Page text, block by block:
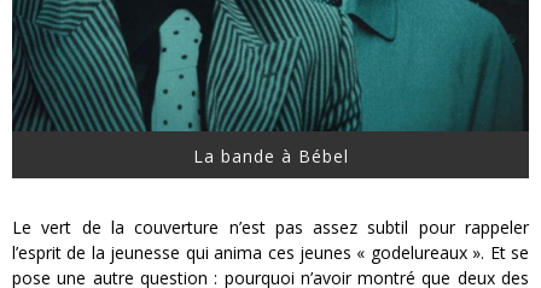
La bande à Bébel
Le vert de la couverture n’est pas assez subtil pour rappeler
l’esprit de la jeunesse qui anima ces jeunes « godelureaux ». Et se
pose une autre question : pourquoi n’avoir montré que deux des